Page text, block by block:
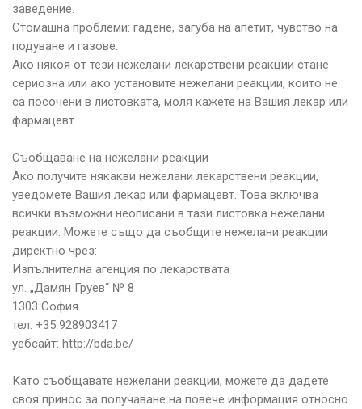
заведение.
Стомашна проблеми: гадене, загуба на апетит, чувство на
подуване и газове.
Ако някоя от тези нежелани лекарствени реакции стане
сериозна или ако установите нежелани реакции, които не
са посочени в листовката, моля кажете на Вашия лекар или
фармацевт.
Съобщаване на нежелани реакции
Ако получите някакви нежелани лекарствени реакции,
уведомете Вашия лекар или фармацевт. Това включва
всички възможни неописани в тази листовка нежелани
реакции. Можете също да съобщите нежелани реакции
директно чрез:
Изпълнителна агенция по лекарствата
ул. „Дамян Груев“ № 8
1303 София
тел. +35 928903417
уебсайт: http://bda.be/
Като съобщавате нежелани реакции, можете да дадете
своя принос за получаване на повече информация относно